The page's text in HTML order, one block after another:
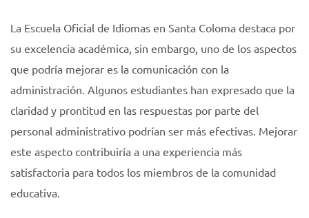
La Escuela Oficial de Idiomas en Santa Coloma destaca por
su excelencia académica, sin embargo, uno de los aspectos
que podría mejorar es la comunicación con la
administración. Algunos estudiantes han expresado que la
claridad y prontitud en las respuestas por parte del
personal administrativo podrían ser más efectivas. Mejorar
este aspecto contribuiría a una experiencia más
satisfactoria para todos los miembros de la comunidad
educativa.